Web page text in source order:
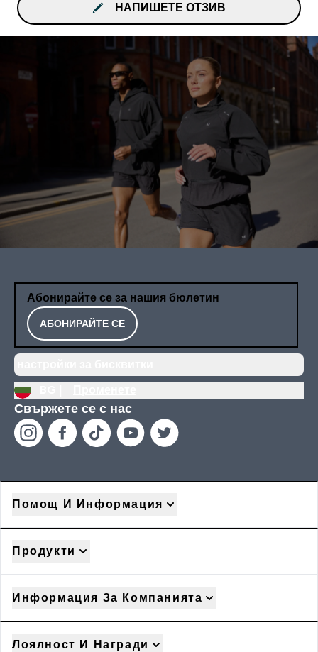
НАПИШЕТЕ ОТЗИВ
Абонирайте се за нашия бюлетин
АБОНИРАЙТЕ СЕ
Свържете се с нас
Помощ И Информация
Продукти
Информация За Компанията
Лоялност И Награди